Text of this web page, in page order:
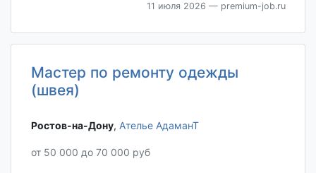
11 июля 2026 — premium-job.ru
Мастер по ремонту одежды
(швея)
Ростов-на-Дону‎, Ателье АдаманТ
от 50 000 до 70 000 руб